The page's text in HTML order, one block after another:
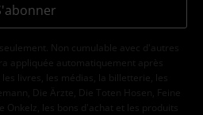
Non cumulable avec d'autres
appliquée automatiquement après
livres, les médias, la billetterie, les
Die Ärzte, Die Toten Hosen, Feine
Onkelz, les bons d'achat et les produits